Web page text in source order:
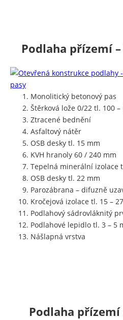
Podlaha přízemí
Monolitický betonový pas
Štěrková lože 0/22 tl. 100 –
Ztracené bednění
Asfaltový nátěr
OSB desky tl. 15 mm
KVH hranoly 60 / 240 mm
Tepelná minerální izolace
OSB desky tl. 22 mm
Parozábrana – difuzně
Kročejová izolace tl. 15 –
Podlahový sádrovláknitý
Podlahové lepidlo tl. 3 – 5
Nášlapná vrstva
Podlaha